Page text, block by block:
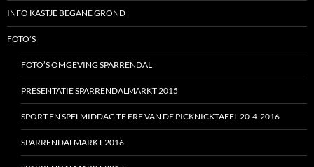
INFO KASTJE BEGANE GROND
FOTO’S
FOTO’S OMGEVING SPARRENDAL
PRESENTATIE SPARRENDALMARKT 2015
SPORT EN SPELMIDDAG TE ERE VAN DE PICKNICKTAFEL 20-4-2016
SPARRENDALMARKT 2016